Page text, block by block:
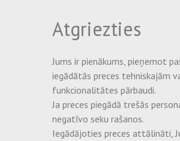
Atgriezties
Jums ir pienākums, pieņemot
iegādātās preces tehniskajām
funkcionalitātes pārbaudi.
Ja preces piegādā trešās
negatīvo seku rašanos.
Iegādājoties preces attālināti,